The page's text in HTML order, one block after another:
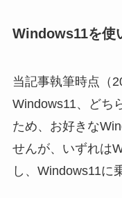
Windows11を使
当記事執筆時点（
Windows11、どち
ため、お好きな
せんが、いずれは
し、Windows11に